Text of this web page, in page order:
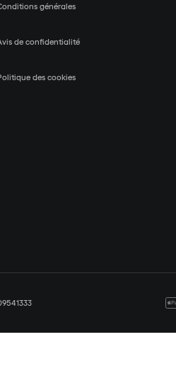
générales
de confidentialité
des cookies